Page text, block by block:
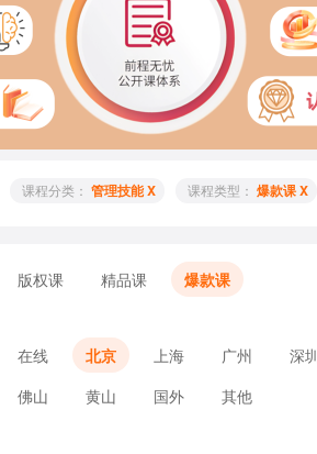
课程分类： 管理技能 X 课程类型： 爆款课 X
版权课 精品课 爆款课
在线 北京 上海 广州 深
佛山 黄山 国外 其他